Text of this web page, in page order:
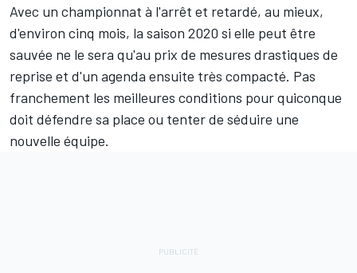
Avec un championnat à l'arrêt et retardé, au mieux,
d'environ cinq mois, la saison 2020 si elle peut être
sauvée ne le sera qu'au prix de mesures drastiques de
reprise et d'un agenda ensuite très compacté. Pas
franchement les meilleures conditions pour quiconque
doit défendre sa place ou tenter de séduire une
nouvelle équipe.